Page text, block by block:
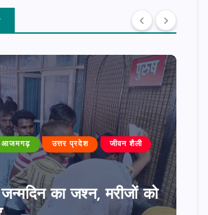
आजमगढ़ उत्तर प्रदेश जीवन शैली
का जश्न, मरीजों को